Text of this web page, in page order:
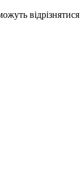
відрізнятися